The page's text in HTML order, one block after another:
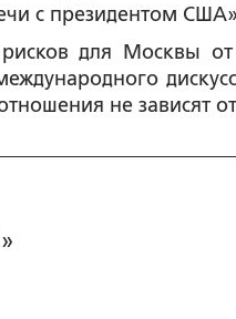
с президентом
для Москвы от
не зависят